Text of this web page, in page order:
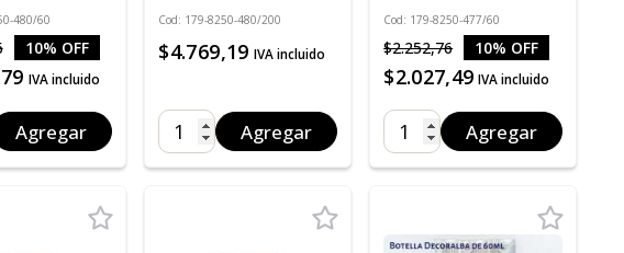
480/60
10% OFF
IVA incluido
Agregar
Cod: 179-8250-480/200
$4.769,19 IVA incluido
Agregar
Cod: 179-8250-477/60
$2.252,76 10% OFF
$2.027,49 IVA incluido
Agregar